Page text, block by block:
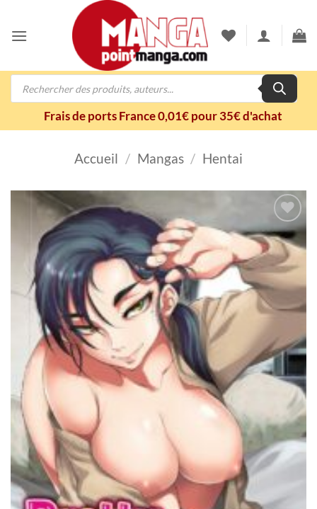
contenu
Recherche
Frais de ports France 0,01€ pour 35€ d'achat
Accueil / Mangas / Hentai
Ajouter
à la
wishlist